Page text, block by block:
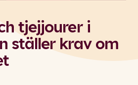
tjejjourer i
ställer krav om